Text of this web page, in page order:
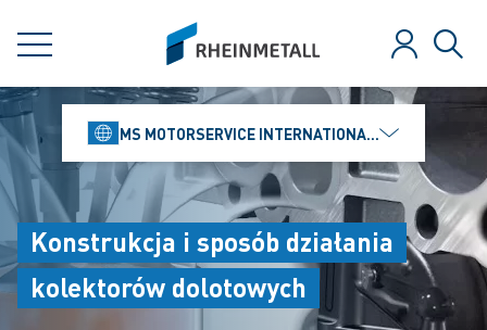
MENU
siteLogo
Zaloguj
MS MOTORSERVICE INTERNATIONAL GMBH
Konstrukcja i sposób działania
kolektorów dolotowych